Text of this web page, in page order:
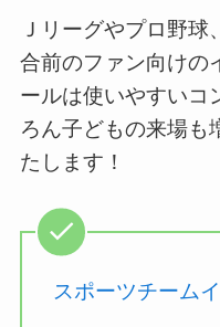
Ｊリーグやプロ野
合前のファン向けの
ールは使いやすいコ
ろん子どもの来場も
たします！
スポーツチーム